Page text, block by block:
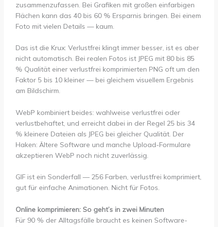
zusammenzufassen. Bei Grafiken mit großen einfarbigen
Flächen kann das 40 bis 60 % Ersparnis bringen. Bei einem
Foto mit vielen Details — kaum.
Das ist die Krux: Verlustfrei klingt immer besser, ist es aber
nicht automatisch. Bei realen Fotos ist JPEG mit 80 bis 85
% Qualität einer verlustfrei komprimierten PNG oft um den
Faktor 5 bis 10 kleiner — bei gleichem visuellem Ergebnis
am Bildschirm.
WebP kombiniert beides: wahlweise verlustfrei oder
verlustbehaftet, und erreicht dabei in der Regel 25 bis 34
% kleinere Dateien als JPEG bei gleicher Qualität. Der
Haken: Ältere Software und manche Upload-Formulare
akzeptieren WebP noch nicht zuverlässig.
GIF ist ein Sonderfall — 256 Farben, verlustfrei komprimiert,
gut für einfache Animationen. Nicht für Fotos.
Online komprimieren: So geht’s in zwei Minuten
Für 90 % der Alltagsfälle braucht es keinen Software-